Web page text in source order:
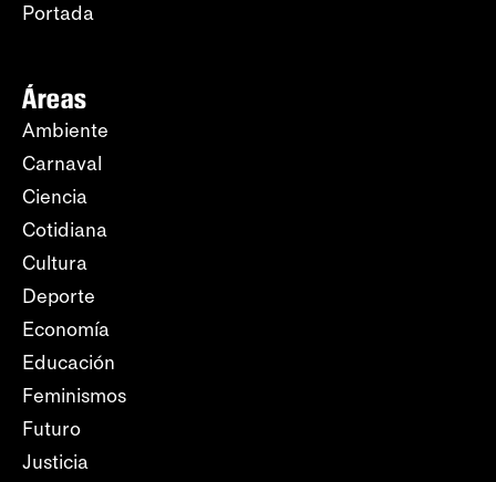
Portada
Áreas
Ambiente
Carnaval
Ciencia
Cotidiana
Cultura
Deporte
Economía
Educación
Feminismos
Futuro
Justicia